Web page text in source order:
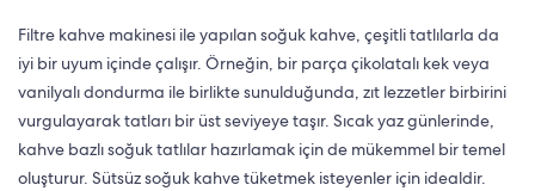
Filtre kahve makinesi ile yapılan soğuk kahve, çeşitli tatlılarla da
iyi bir uyum içinde çalışır. Örneğin, bir parça çikolatalı kek veya
vanilyalı dondurma ile birlikte sunulduğunda, zıt lezzetler birbirini
vurgulayarak tatları bir üst seviyeye taşır. Sıcak yaz günlerinde,
kahve bazlı soğuk tatlılar hazırlamak için de mükemmel bir temel
oluşturur. Sütsüz soğuk kahve tüketmek isteyenler için idealdir.